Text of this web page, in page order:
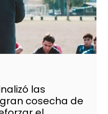
las
cosecha de